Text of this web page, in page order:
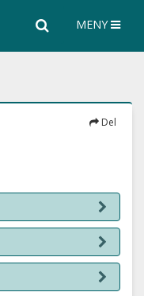
hele
Søk MENY
Del